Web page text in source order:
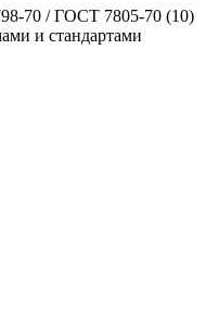
70 / ГОСТ 7805-70 (10)
и стандартами